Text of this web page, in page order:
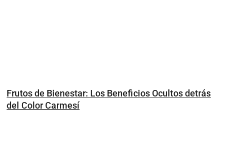
Frutos de Bienestar: Los Beneficios Ocultos detrás
del Color Carmesí